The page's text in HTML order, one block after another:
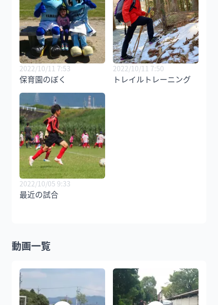
2022/10/11 7:53
保育園のぼく
2022/10/11 7:50
トレイルトレーニング
2022/10/05 9:33
最近の試合
動画一覧